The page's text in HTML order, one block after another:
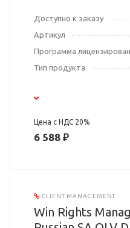
Доступно к заказу
Артикул
Программа
Тип продукта
Цена с НДС 20%
6 588 ₽
CLIENT MANAGEMENT
Win Rights